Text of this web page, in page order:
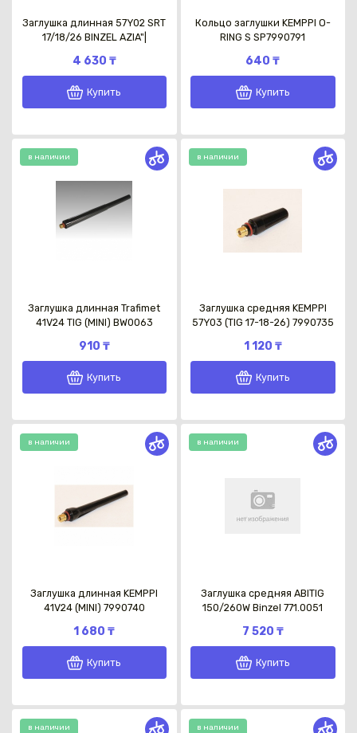
Заглушка длинная 57Y02 SRT
17/18/26 BINZEL AZIA"|
4 630 ₸
Купить
Кольцо заглушки KEMPPI O-
RING S SP7990791
640 ₸
Купить
в наличии
Заглушка длинная Trafimet
41V24 TIG (MINI) BW0063
910 ₸
Купить
в наличии
Заглушка средняя KEMPPI
57Y03 (TIG 17-18-26) 7990735
1 120 ₸
Купить
в наличии
Заглушка длинная KEMPPI
41V24 (MINI) 7990740
1 680 ₸
Купить
в наличии
Заглушка средняя ABITIG
150/260W Binzel 771.0051
7 520 ₸
Купить
в наличии в наличии